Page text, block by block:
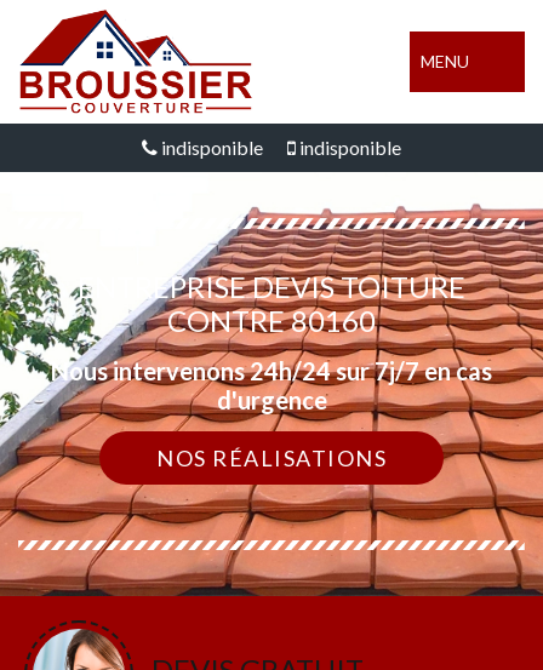
MENU
indisponible indisponible
ENTREPRISE DEVIS TOITURE
CONTRE 80160
Nous intervenons 24h/24 sur 7j/7 en cas
d'urgence
NOS RÉALISATIONS